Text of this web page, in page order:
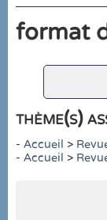
format
thème(s)
- Accueil >
- Accueil >